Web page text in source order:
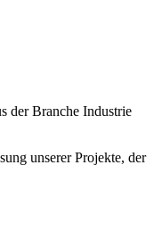
der Branche Industrie
unserer Projekte, der